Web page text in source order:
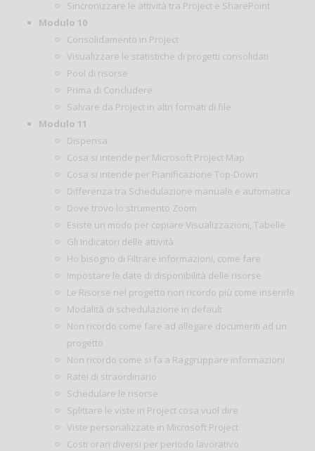
Sincronizzare le attività tra Project e SharePoint
Modulo 10
Consolidamento in Project
Visualizzare le statistiche di progetti consolidati
Pool di risorse
Prima di Concludere
Salvare da Project in altri formati di file
Modulo 11
Dispensa
Cosa si intende per Microsoft Project Map
Cosa si intende per Pianificazione Top-Down
Differenza tra Schedulazione manuale e automatica
Dove trovo lo strumento Zoom
Esiste un modo per copiare Visualizzazioni, Tabelle
Gli Indicatori delle attività
Ho bisogno di Filtrare informazioni, come fare
Impostare le date di disponibilità delle risorse
Le Risorse nel progetto non ricordo più come inserirle
Modalità di schedulazione in default
Non ricordo come fare ad allegare documenti ad un
progetto
Non ricordo come si fa a Raggruppare informazioni
Ratei di straordinario
Schedulare le risorse
Splittare le viste in Project cosa vuol dire
Viste personalizzate in Microsoft Project
Costi orari diversi per periodo lavorativo